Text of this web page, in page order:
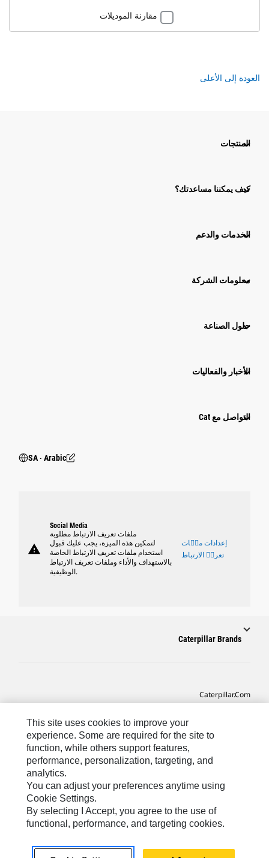
مقارنة الموديلات
العودة إلى الأعلى
المنتجات
كيف يمكننا مساعدتك؟
الخدمات والدعم
معلومات الشركة
حلول الصناعة
الأخبار والفعاليات
التواصل مع Cat
SA ‧ Arabic
warning
Social Media
ملفات تعريف الارتباط مطلوبة
لتمكين هذه الميزة، يجب عليك قبول
استخدام ملفات تعريف الارتباط الخاصة
بالاستهداف والأداء وملفات تعريف الارتباط
الوظيفية.
إعدادات ملٝات
تعريٝ الارتباط
Caterpillar Brands
Caterpillar.com
تفضيلات التسويق الخاصة بي
SA-Arabic© 2026 Caterpillar. كل الحقوق محفوظة
This site uses cookies to improve your
experience. Some are required for the site to
function, while others support features,
performance, personalization, targeting, and
analytics.
You can adjust your preferences anytime using
Cookie Settings.
By selecting I Accept, you agree to the use of
functional, performance, and targeting cookies.